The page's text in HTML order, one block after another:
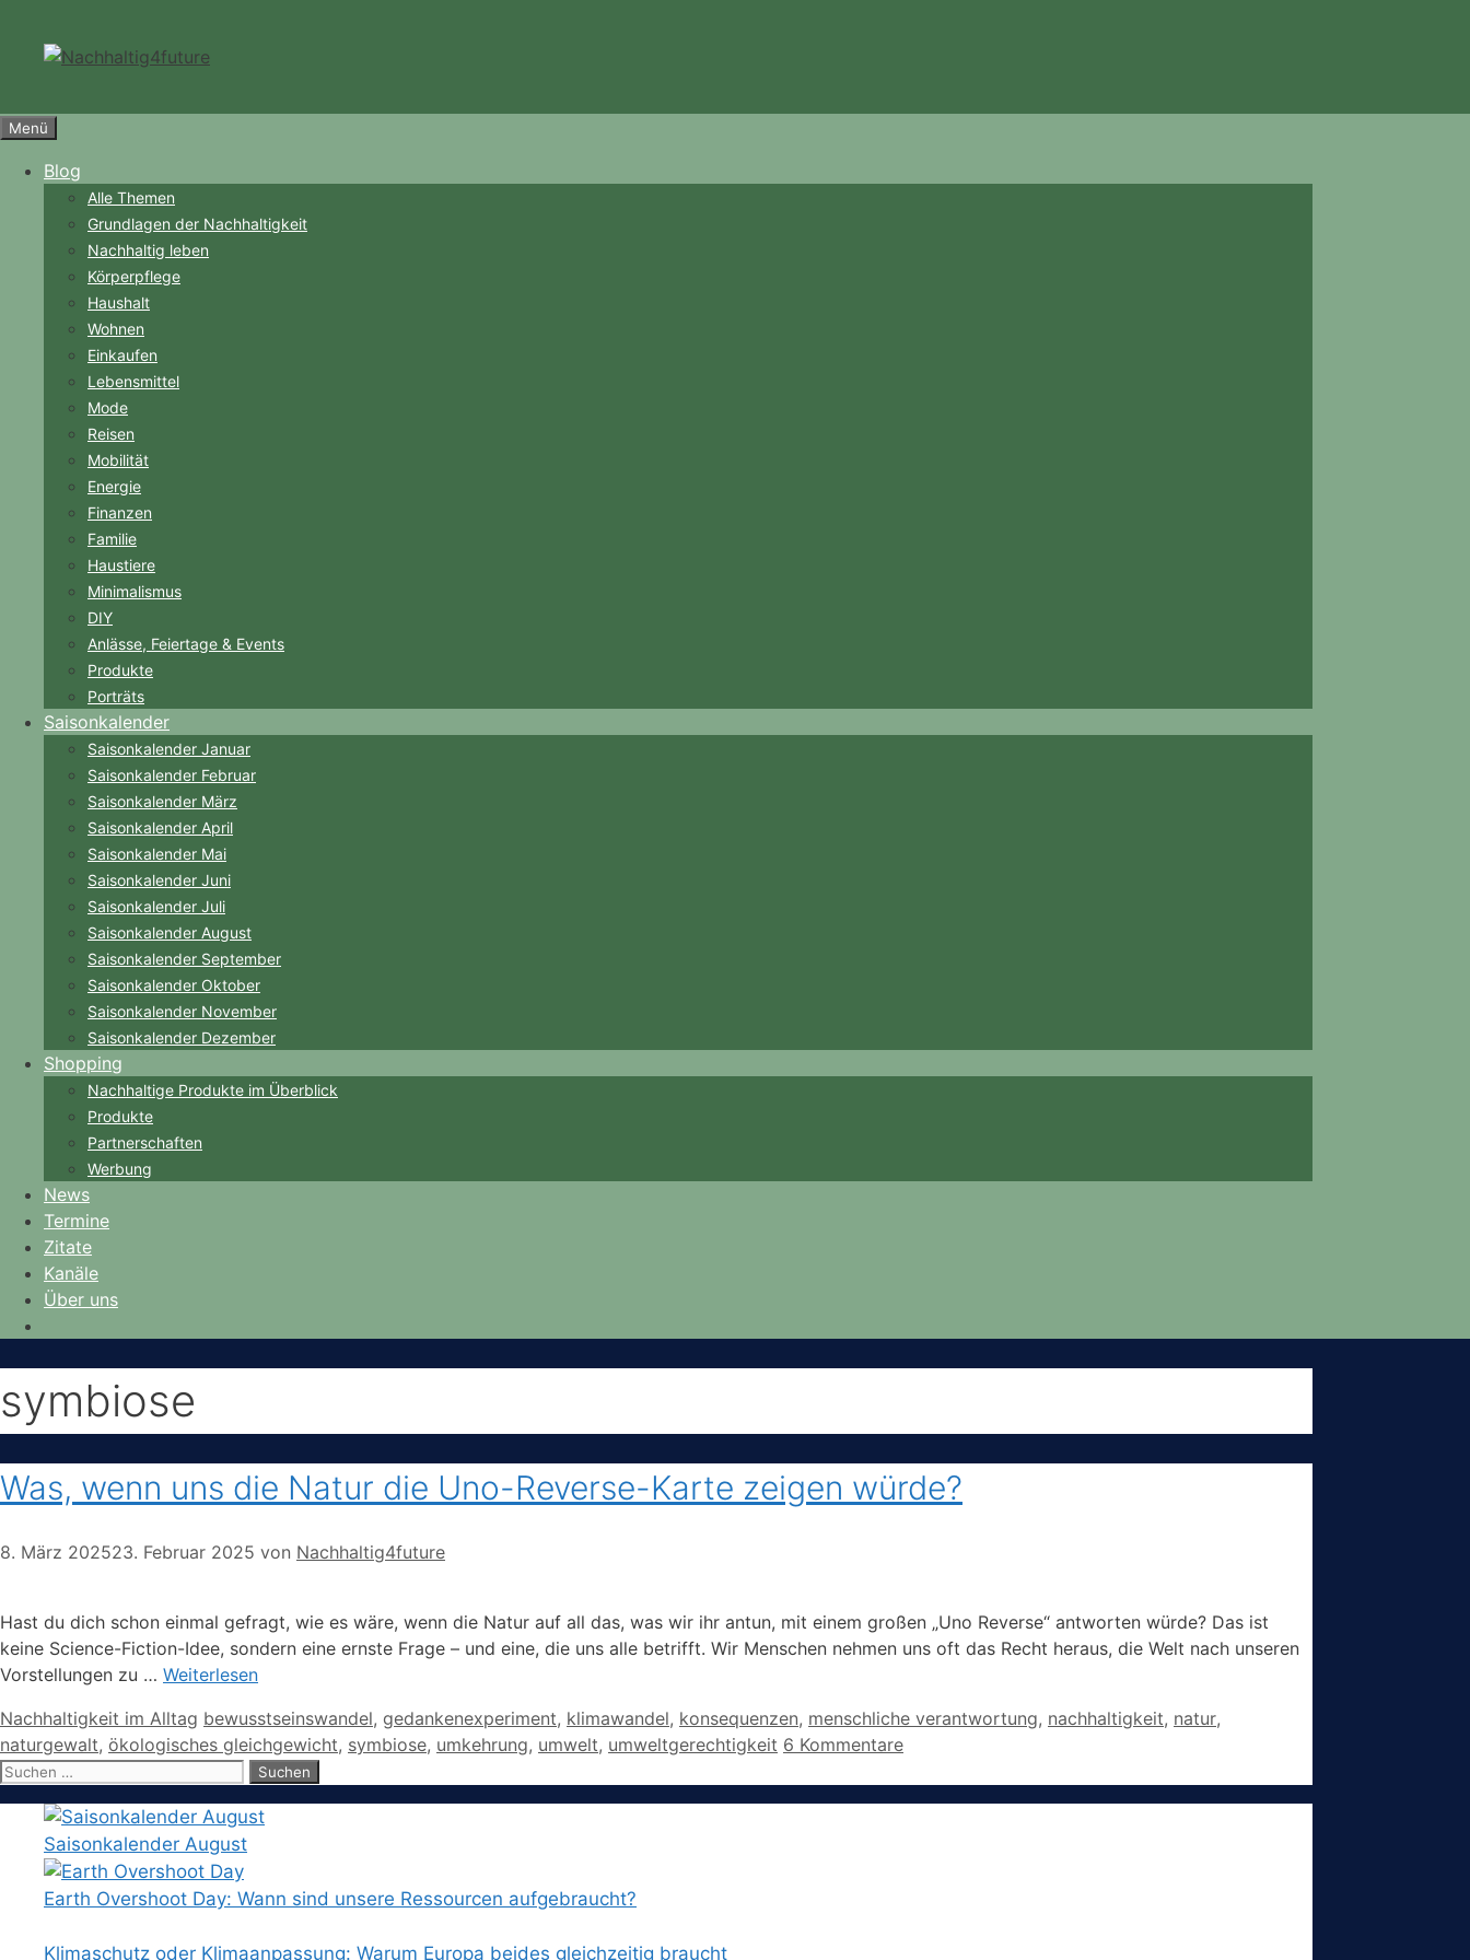
springen
Menü
Blog
Alle Themen
Grundlagen der Nachhaltigkeit
Nachhaltig leben
Körperpflege
Haushalt
Wohnen
Einkaufen
Lebensmittel
Mode
Reisen
Mobilität
Energie
Finanzen
Familie
Haustiere
Minimalismus
DIY
Anlässe, Feiertage & Events
Produkte
Porträts
Saisonkalender
Saisonkalender Januar
Saisonkalender Februar
Saisonkalender März
Saisonkalender April
Saisonkalender Mai
Saisonkalender Juni
Saisonkalender Juli
Saisonkalender August
Saisonkalender September
Saisonkalender Oktober
Saisonkalender November
Saisonkalender Dezember
Shopping
Nachhaltige Produkte im Überblick
Produkte
Partnerschaften
Werbung
News
Termine
Zitate
Kanäle
Über uns
symbiose
Was, wenn uns die Natur die Uno-Reverse-Karte zeigen würde?
8. März 202523. Februar 2025 von Nachhaltig4future
Hast du dich schon einmal gefragt, wie es wäre, wenn die Natur auf all das, was wir ihr antun, mit einem großen „Uno Reverse“ antworten würde? Das ist
keine Science-Fiction-Idee, sondern eine ernste Frage – und eine, die uns alle betrifft. Wir Menschen nehmen uns oft das Recht heraus, die Welt nach unseren
Vorstellungen zu … Weiterlesen
Kategorien
Nachhaltigkeit im Alltag Schlagwörter
bewusstseinswandel, gedankenexperiment, klimawandel, konsequenzen, menschliche verantwortung, nachhaltigkeit, natur,
naturgewalt, ökologisches gleichgewicht, symbiose, umkehrung, umwelt, umweltgerechtigkeit 6 Kommentare
Suchen
Saisonkalender August
Earth Overshoot Day: Wann sind unsere Ressourcen aufgebraucht?
Klimaschutz oder Klimaanpassung: Warum Europa beides gleichzeitig braucht